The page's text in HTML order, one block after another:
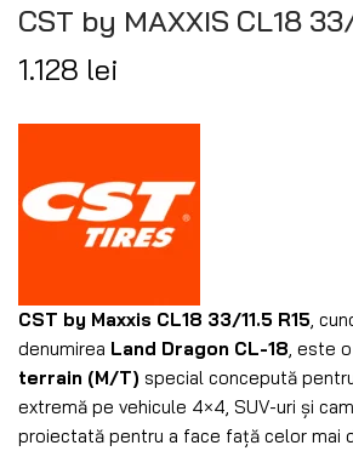
CST by MAXXIS CL18
1.128 lei
CST by Maxxis CL18 33/11.5 R15 ,
denumirea Land Dragon CL-18 , este
terrain (M/T) special concepută
extremă pe vehicule 4×4, SUV-uri și
proiectată pentru a face față celor mai